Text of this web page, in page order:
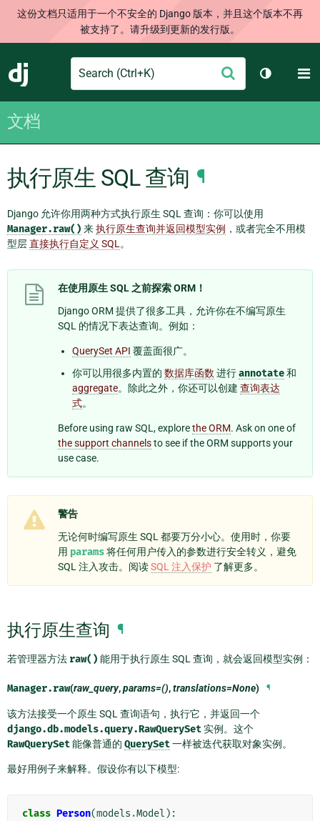
这份文档只适用于一个不安全的 Django 版本，并且这个版本不再
被支持了。请升级到更新的发行版。
Django
Search
交
切换主题
文档
执行原生 SQL 查询 ¶
Django 允许你用两种方式执行原生 SQL 查询：你可以使用
Manager.raw() 来执行原生查询并返回模型实例 ，或者完全不用模
型层直接执行自定义 SQL 。
在使用原生 SQL 之前探索 ORM！
Django ORM 提供了很多工具，允许你在不编写原生
SQL 的情况下表达查询。例如：
QuerySet API 覆盖面很广。
你可以用很多内置的 数据库函数 进行annotate和
aggregate。除此之外，你还可以创建 查询表达
式。
Before using raw SQL, explorethe ORM. Ask on one of
the support channelsto see if the ORM supports your
use case.
警告
无论何时编写原生 SQL 都要万分小心。使用时，你要
用 params将任何用户传入的参数进行安全转义，避免
SQL 注入攻击。阅读SQL 注入保护 了解更多。
执行原生查询 ¶
若管理器方法 raw() 能用于执行原生 SQL 查询，就会返回模型实例：
Manager.raw(raw_query,params=(),translations=None) ¶
该方法接受一个原生 SQL 查询语句，执行它，并返回一个
django.db.models.query.RawQuerySet实例。这个
RawQuerySet能像普通的 QuerySet一样被迭代获取对象实例。
最好用例子来解释。假设你有以下模型:
class Person(models .Model ):